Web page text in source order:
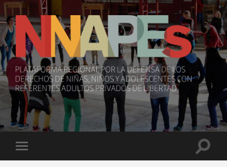
NNAPEs
Toggle
mobile
Toggle